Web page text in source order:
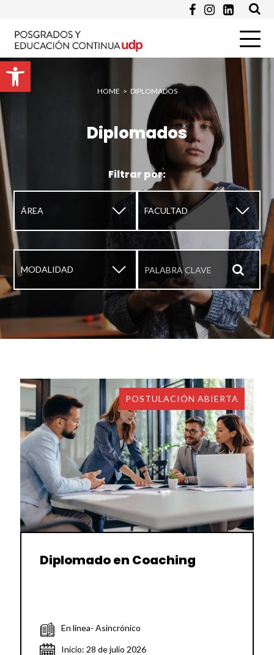
Abrir barra de herramientas
HOME > DIPLOMADOS
Diplomados
Filtrar por:
▼ ▼
▼
POSTULACIÓN ABIERTA
Diplomado en Coaching
En línea- Asincrónico
Inicio: 28 de julio 2026